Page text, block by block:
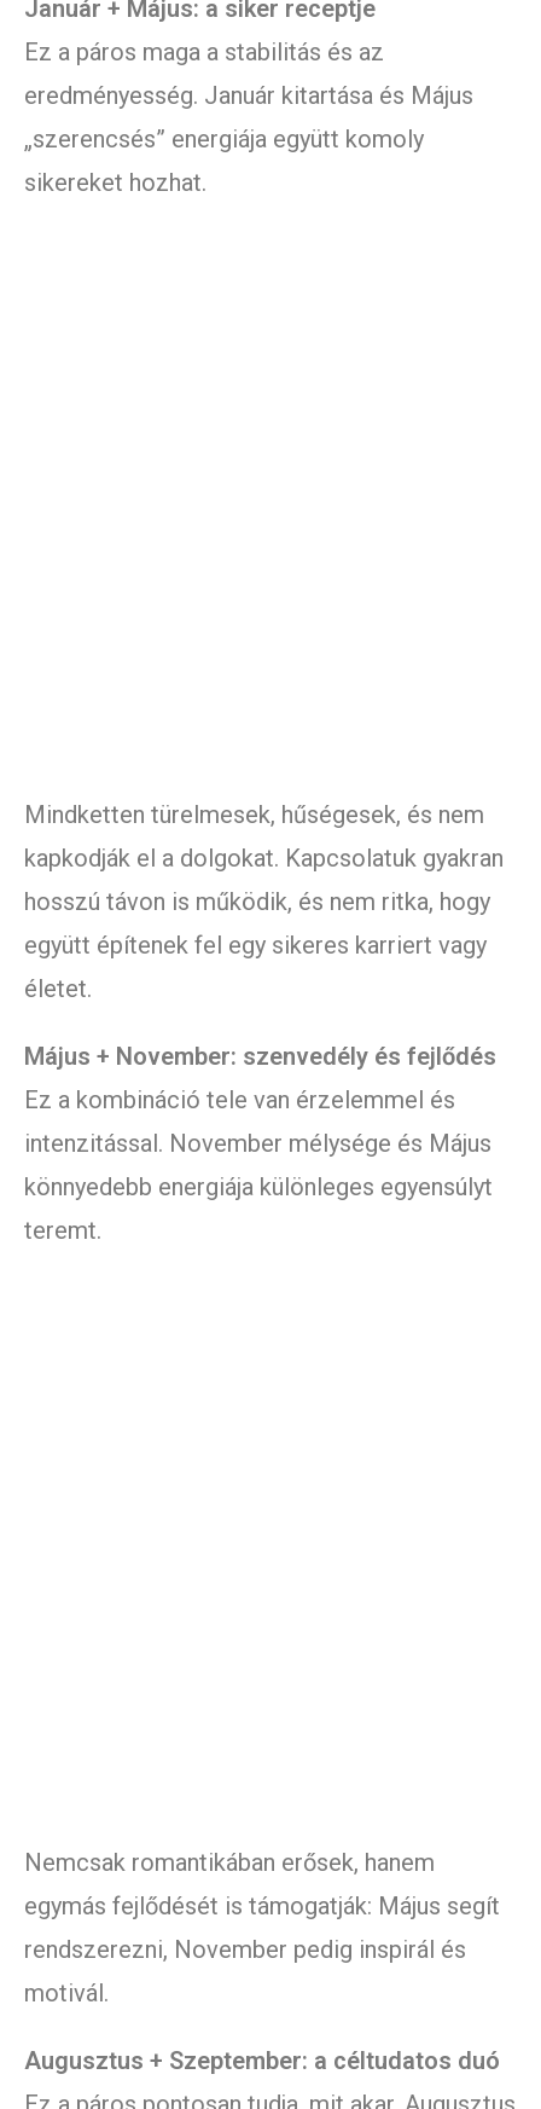
Január + Május: a siker receptje
Ez a páros maga a stabilitás és az
eredményesség. Január kitartása és Május
„szerencsés” energiája együtt komoly
sikereket hozhat.
Mindketten türelmesek, hűségesek, és nem
kapkodják el a dolgokat. Kapcsolatuk gyakran
hosszú távon is működik, és nem ritka, hogy
együtt építenek fel egy sikeres karriert vagy
életet.
Május + November: szenvedély és fejlődés
Ez a kombináció tele van érzelemmel és
intenzitással. November mélysége és Május
könnyedebb energiája különleges egyensúlyt
teremt.
Nemcsak romantikában erősek, hanem
egymás fejlődését is támogatják: Május segít
rendszerezni, November pedig inspirál és
motivál.
Augusztus + Szeptember: a céltudatos duó